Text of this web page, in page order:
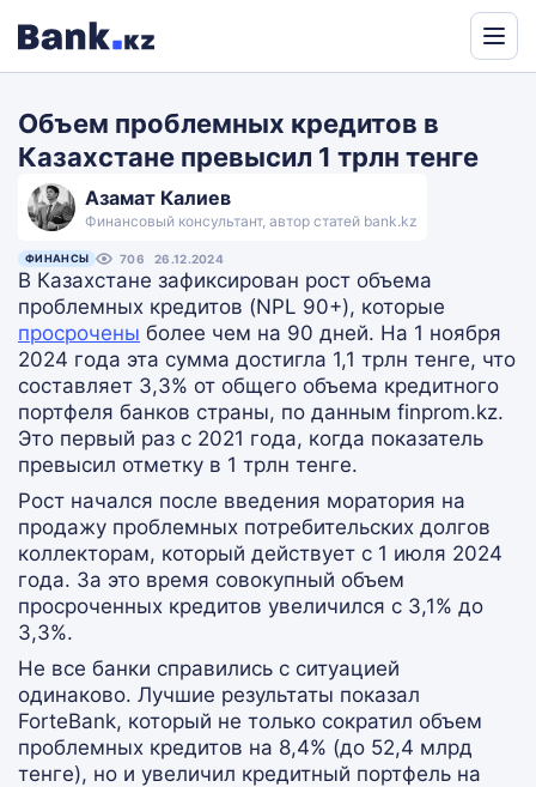
Translate
Объем проблемных кредитов в
Казахстане превысил 1 трлн тенге
Азамат Калиев
Финансовый консультант, автор статей bank.kz
ФИНАНСЫ 706 26.12.2024
В Казахстане зафиксирован рост объема
проблемных кредитов (NPL 90+), которые
просрочены более чем на 90 дней. На 1 ноября
2024 года эта сумма достигла 1,1 трлн тенге, что
составляет 3,3% от общего объема кредитного
портфеля банков страны, по данным finprom.kz.
Это первый раз с 2021 года, когда показатель
превысил отметку в 1 трлн тенге.
Рост начался после введения моратория на
продажу проблемных потребительских долгов
коллекторам, который действует с 1 июля 2024
года. За это время совокупный объем
просроченных кредитов увеличился с 3,1% до
3,3%.
Не все банки справились с ситуацией
одинаково. Лучшие результаты показал
ForteBank, который не только сократил объем
проблемных кредитов на 8,4% (до 52,4 млрд
тенге), но и увеличил кредитный портфель на